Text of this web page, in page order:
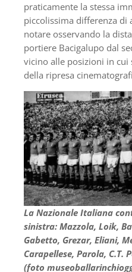
praticamente la stessa
piccolissima differenza di
notare osservando la
portiere Bacigalupo dal
vicino alle posizioni in cui
della ripresa
La Nazionale Italiana
sinistra: Mazzola, Loik,
Gabetto, Grezar, Eliani,
Carapellese, Parola, C.T.
(foto